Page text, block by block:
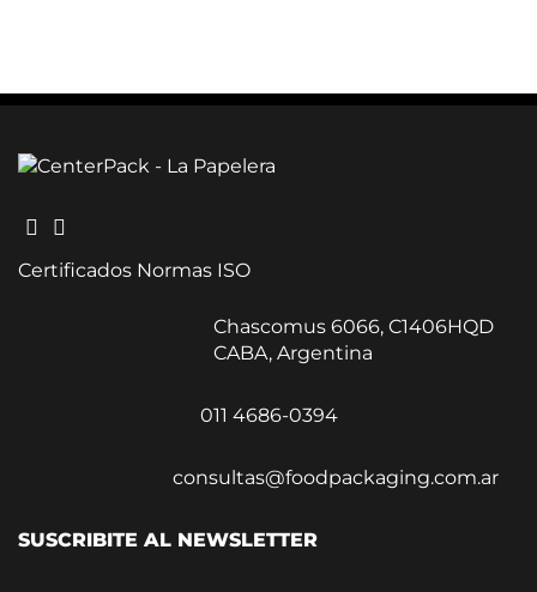
Certificados Normas ISO
Chascomus 6066, C1406HQD
CABA, Argentina
011 4686-0394
consultas@foodpackaging.com.ar
SUSCRIBITE AL NEWSLETTER